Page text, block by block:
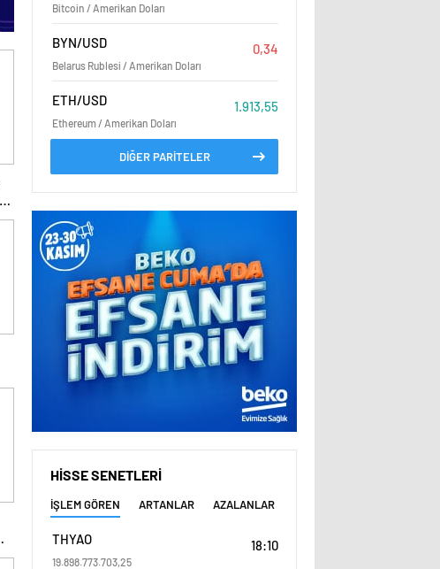
Bitcoin / Amerikan Doları
BYN/USD
Belarus Rublesi / Amerikan Doları
0,34
ETH/USD
Ethereum / Amerikan Doları
1.913,55
DİĞER PARİTELER
HİSSE SENETLERİ
İŞLEM GÖREN ARTANLAR AZALANLAR
THYAO
19.898.773.703,25
18:10